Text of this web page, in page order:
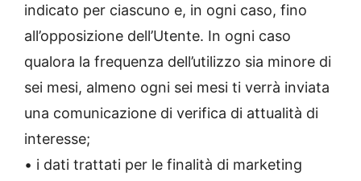
indicato per ciascuno e, in ogni caso, fino
all’opposizione dell’Utente. In ogni caso
qualora la frequenza dell’utilizzo sia minore di
sei mesi, almeno ogni sei mesi ti verrà inviata
una comunicazione di verifica di attualità di
interesse;
• i dati trattati per le finalità di marketing